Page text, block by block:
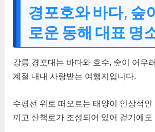
경포호와 바다, 숲
로운 동해 대표 명
강릉 경포대는 바다와 호수, 숲이 어우
계절 내내 사랑받는 여행지입니다.
수평선 위로 떠오르는 태양이 인상적
끼고 산책로가 조성되어 있어 걷기에도